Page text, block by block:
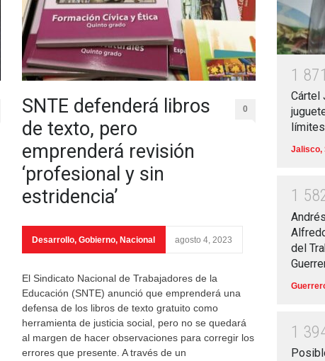
SNTE defenderá libros
de texto, pero
emprenderá revisión
‘profesional y sin
estridencia’
0
Desarrollo, Gobierno, Nacional agosto 4, 2023
El Sindicato Nacional de Trabajadores de la
Educación (SNTE) anunció que emprenderá una
defensa de los libros de texto gratuito como
herramienta de justicia social, pero no se quedará
al margen de hacer observaciones para corregir los
errores que presente. A través de un
1 871
Cártel
Jalisco,
1 58
del
1 39